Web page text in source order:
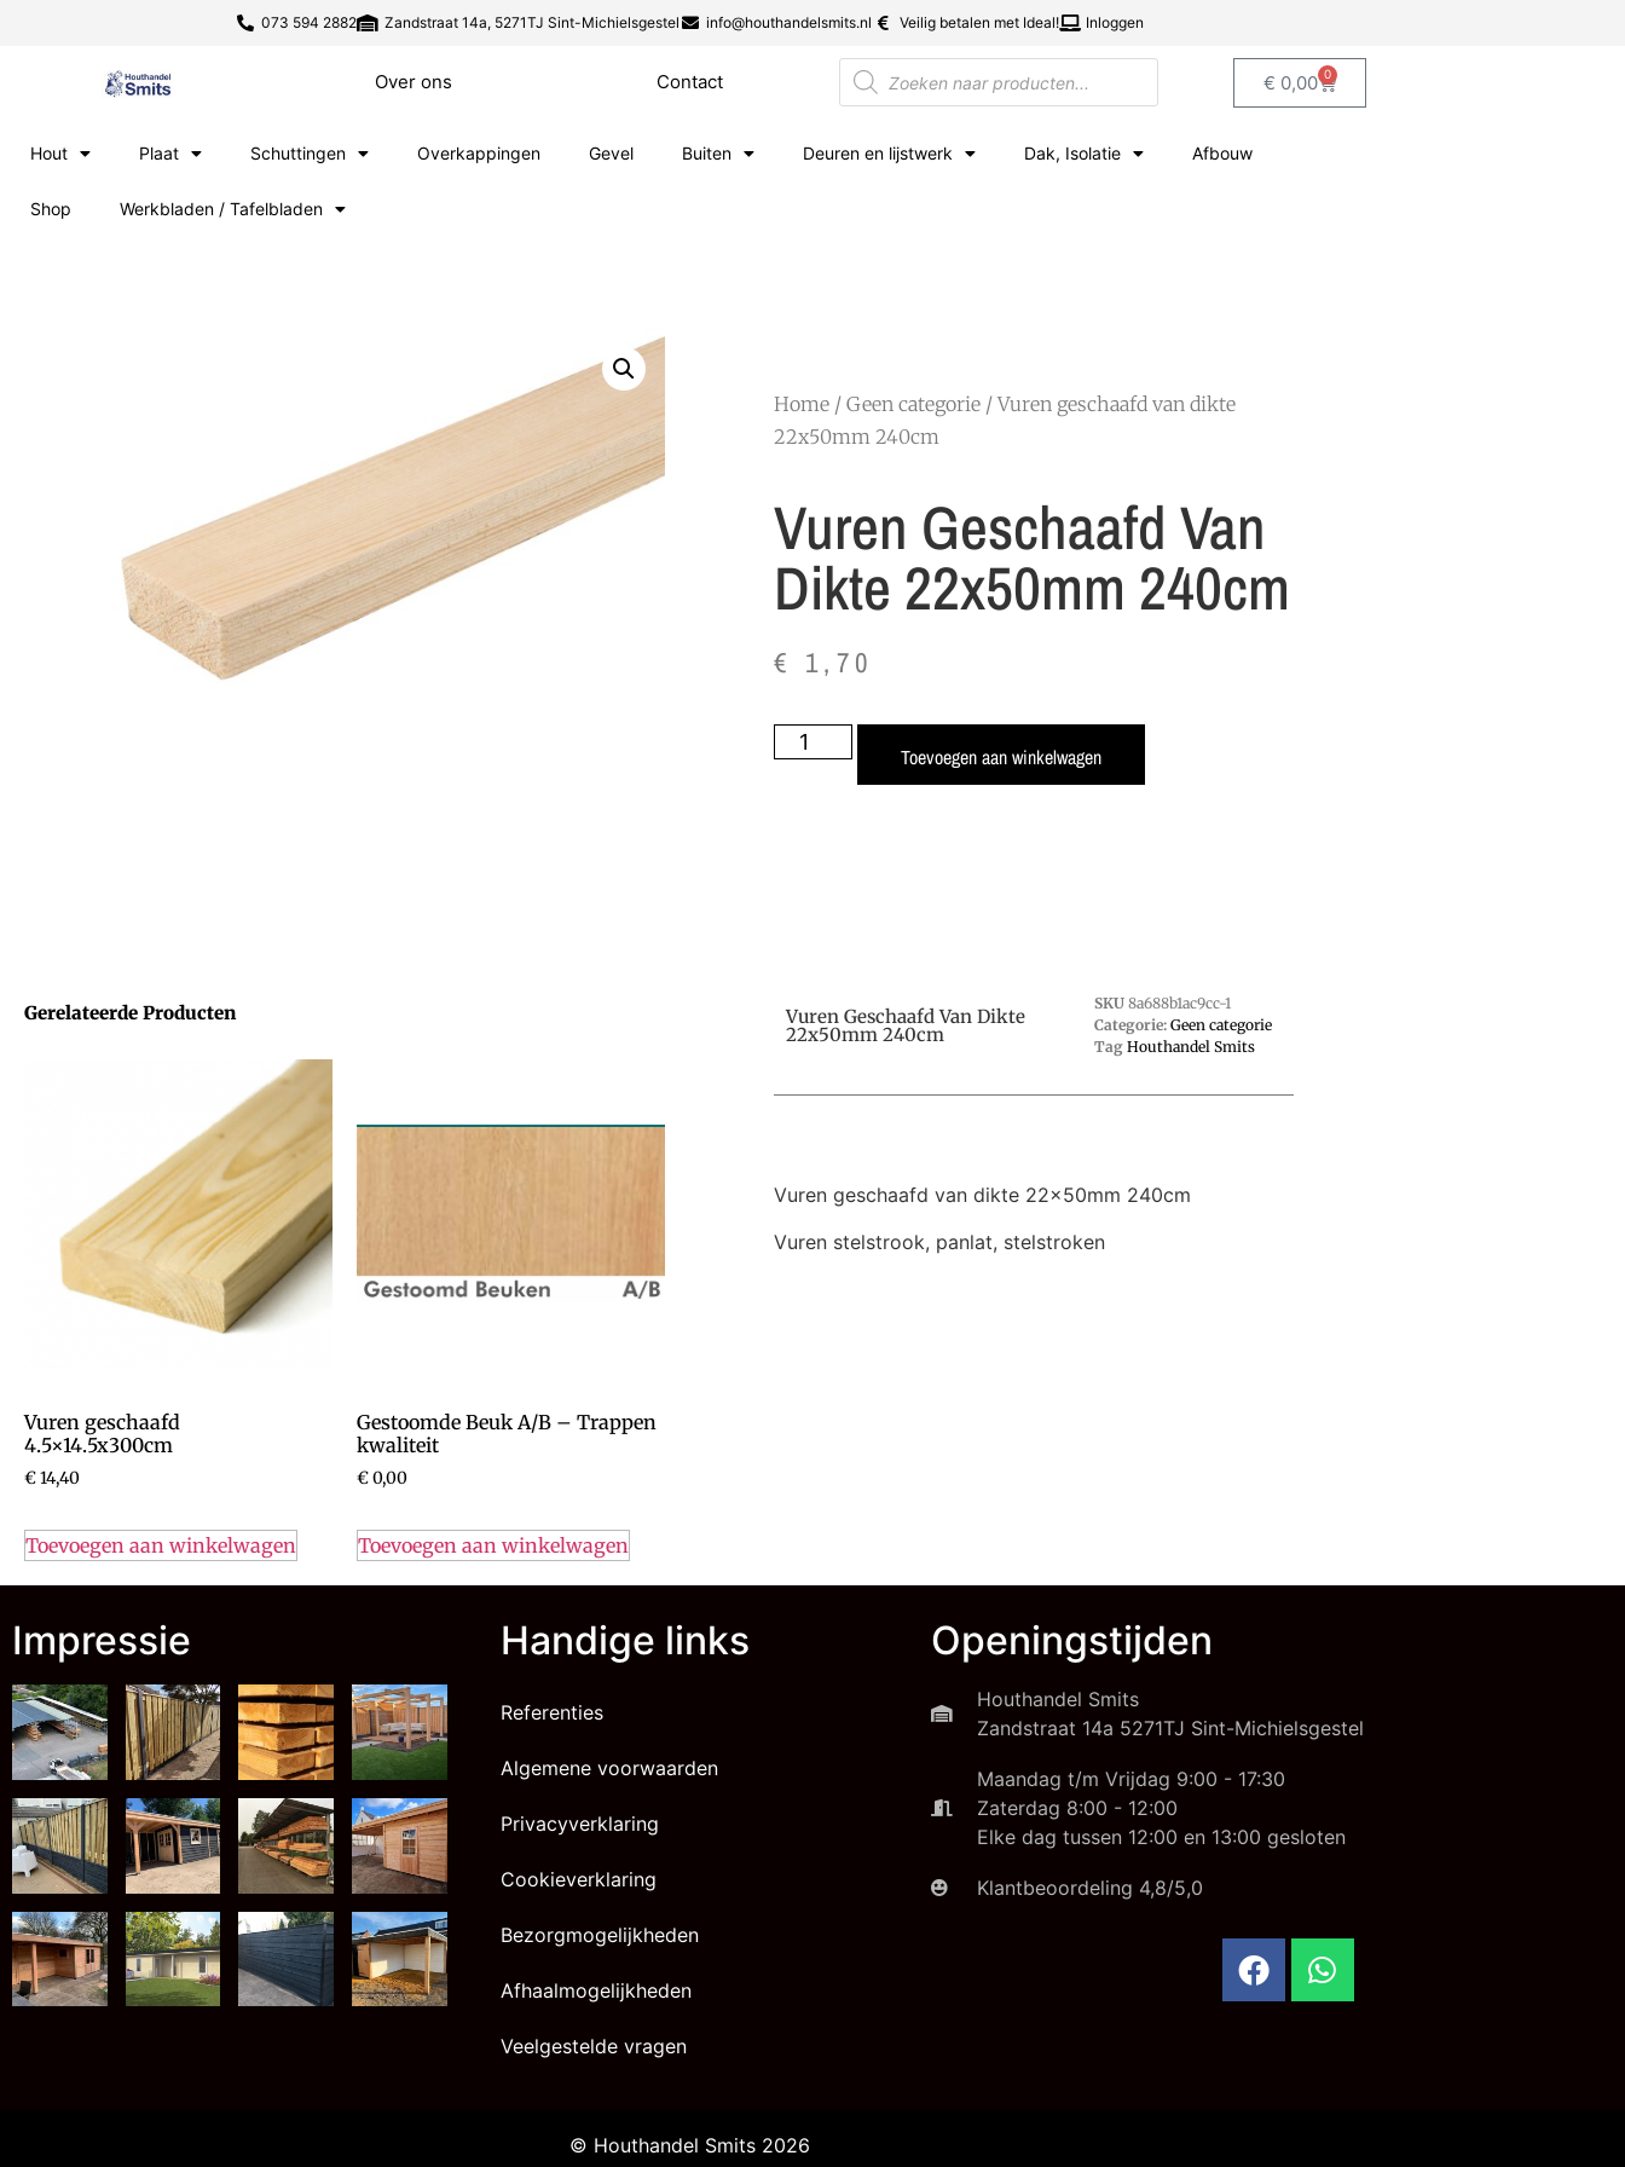
073 594 2882 Zandstraat 14a, 5271TJ Sint-Michielsgestel info@houthandelsmits.nl Veilig betalen met Ideal! Inloggen
Over ons Contact € 0,00 0
Hout Plaat Schuttingen Overkappingen Gevel Buiten Deuren en lijstwerk Dak, Isolatie Afbouw
Shop Werkbladen / Tafelbladen
Home / Geen categorie / Vuren geschaafd van dikte
22x50mm 240cm
Vuren Geschaafd Van
Dikte 22x50mm 240cm
€ 1,70
Toevoegen aan winkelwagen
Gerelateerde Producten
Vuren geschaafd
4.5×14.5x300cm
€14,40
Toevoegen aan winkelwagen
Gestoomde Beuk A/B – Trappen
kwaliteit
€0,00
Toevoegen aan winkelwagen
Vuren Geschaafd Van Dikte
22x50mm 240cm
SKU 8a688b1ac9cc-1
Categorie: Geen categorie
Tag Houthandel Smits
Vuren geschaafd van dikte 22x50mm 240cm
Vuren stelstrook, panlat, stelstroken
Impressie Handige links
Referenties
Algemene voorwaarden
Privacyverklaring
Cookieverklaring
Bezorgmogelijkheden
Afhaalmogelijkheden
Veelgestelde vragen
Openingstijden
Houthandel Smits
Zandstraat 14a 5271TJ Sint-Michielsgestel
Maandag t/m Vrijdag 9:00 - 17:30
Zaterdag 8:00 - 12:00
Elke dag tussen 12:00 en 13:00 gesloten
Klantbeoordeling 4,8/5,0
© Houthandel Smits 2026